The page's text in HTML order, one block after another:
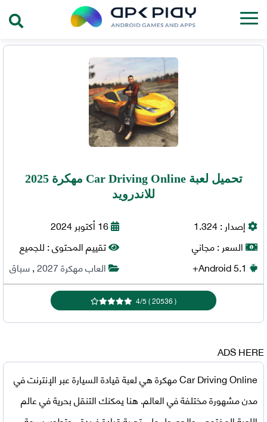
تحميل لعبة Car Driving Online مهكرة 2025
للاندرويد
إصدار :1.324
السعر :مجاني
Android5.1+
16 أكتوبر 2024
تقييم المحتوى :للجميع
العاب مهكرة 2027
,سباق
(
20536
)
4/5
ADS HERE
Car Driving Online مهكرة
هي لعبة قيادة السيارة عبر الإنترنت في
مدن مشهورة مختلفة في العالم. هنا يمكنك التنقل بحرية في عالم